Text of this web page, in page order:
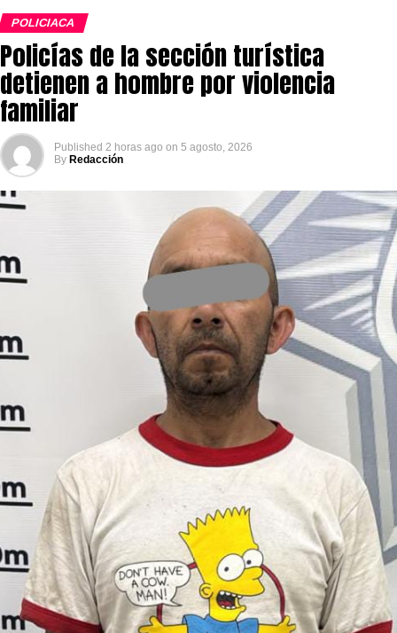
POLICIACA
Policías de la sección turística
detienen a hombre por violencia
familiar
Published 2 horas ago on 5 agosto, 2026
By Redacción